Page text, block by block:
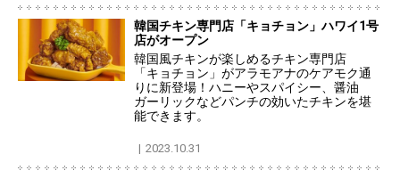
韓国チキン専門店「キョチョン」ハワイ1号
店がオープン
韓国風チキンが楽しめるチキン専門店
「キョチョン」がアラモアナのケアモク通
りに新登場！ハニーやスパイシー、醤油
ガーリックなどパンチの効いたチキンを堪
能できます。
2023.10.31